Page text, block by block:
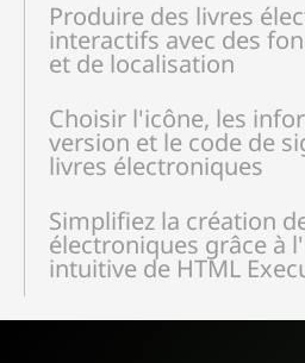
Produire des livres
interactifs avec des
et de localisation
Choisir l'icône, les
version et le code de
livres électroniques
Simplifiez la création
électroniques grâce à
intuitive de HTML